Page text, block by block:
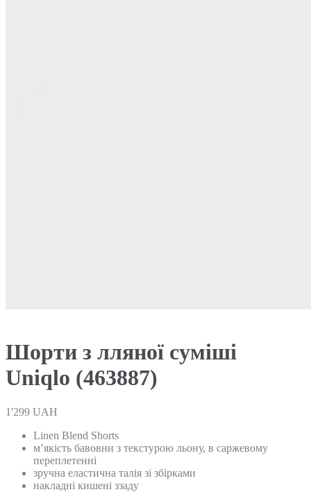
Шорти з лляної суміші
Uniqlo (463887)
1'299 UAH
Linen Blend Shorts
м’якість бавовни з текстурою льону, в саржевому
переплетенні
зручна еластична талія зі збірками
накладні кишені ззаду